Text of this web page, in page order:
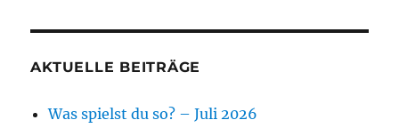
AKTUELLE BEITRÄGE
Was spielst du so? – Juli 2026